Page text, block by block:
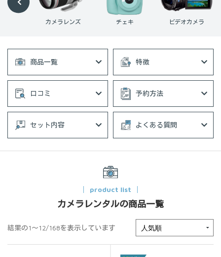
カメラレンズ チェキ ビデオカメラ
商品一覧 特徴
口コミ 予約方法
セット内容 よくある質問
product list
カメラレンタルの商品一覧
結果の1～12/168を表示しています